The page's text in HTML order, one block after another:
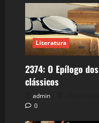
Literatura
2374: O Epílogo dos
clássicos
admin
0